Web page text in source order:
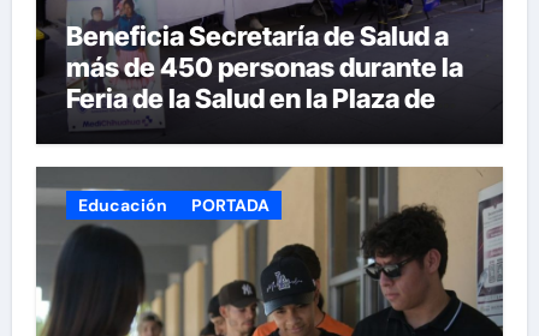
Beneficia Secretaría de Salud a
más de 450 personas durante la
Feria de la Salud en la Plaza de
Armas
Educación PORTADA